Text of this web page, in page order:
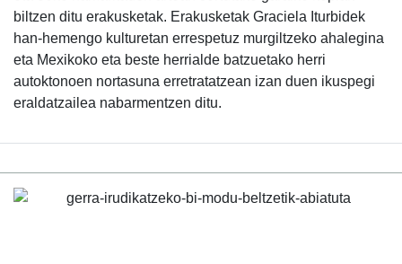
biltzen ditu erakusketak. Erakusketak Graciela Iturbidek
han-hemengo kulturetan errespetuz murgiltzeko ahalegina
eta Mexikoko eta beste herrialde batzuetako herri
autoktonoen nortasuna erretratatzean izan duen ikuspegi
eraldatzailea nabarmentzen ditu.